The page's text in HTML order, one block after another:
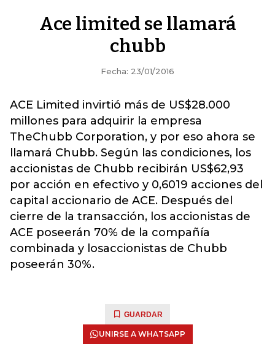
Ace limited se llamará
chubb
Fecha: 23/01/2016
ACE Limited invirtió más de US$28.000
millones para adquirir la empresa
TheChubb Corporation, y por eso ahora se
llamará Chubb. Según las condiciones, los
accionistas de Chubb recibirán US$62,93
por acción en efectivo y 0,6019 acciones del
capital accionario de ACE. Después del
cierre de la transacción, los accionistas de
ACE poseerán 70% de la compañía
combinada y losaccionistas de Chubb
poseerán 30%.
GUARDAR
UNIRSE A WHATSAPP